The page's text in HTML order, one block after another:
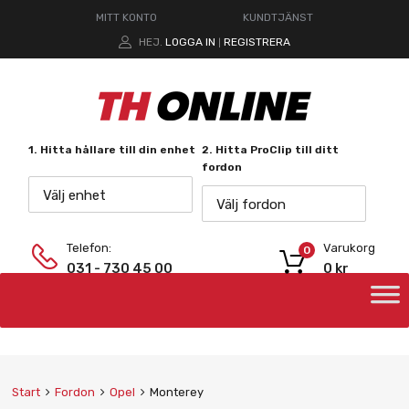
MITT KONTO
KUNDTJÄNST
HEJ. LOGGA IN REGISTRERA
1. Hitta hållare till din enhet
Välj enhet
2. Hitta ProClip till ditt
fordon
Välj fordon
Telefon:
031 - 730 45 00
Varukorg
0 kr
0
Start Fordon Opel Monterey